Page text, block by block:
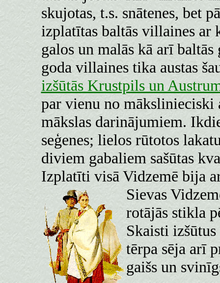
skujotas, t.s. snātenes, bet
izplatītas baltās villaines ar
galos un malās kā arī
goda villaines tika austas
izšūtās Krustpils un
par vienu no mākslinieciski
mākslas darinājumiem.
seģenes; lielos rūtotos
diviem gabaliem sašūtas
Izplatīti visā Vidzemē bija
Sievas
rotājās stikla
Skaisti
tērpa sēja arī
gaišs un